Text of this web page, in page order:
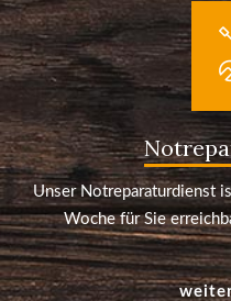
Unser Notreparaturdienst
Woche für Sie